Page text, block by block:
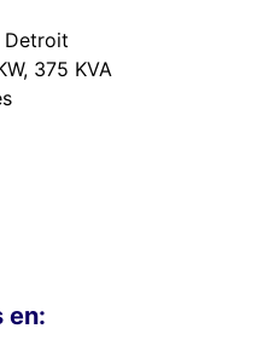
Detroit
375 KVA
en: